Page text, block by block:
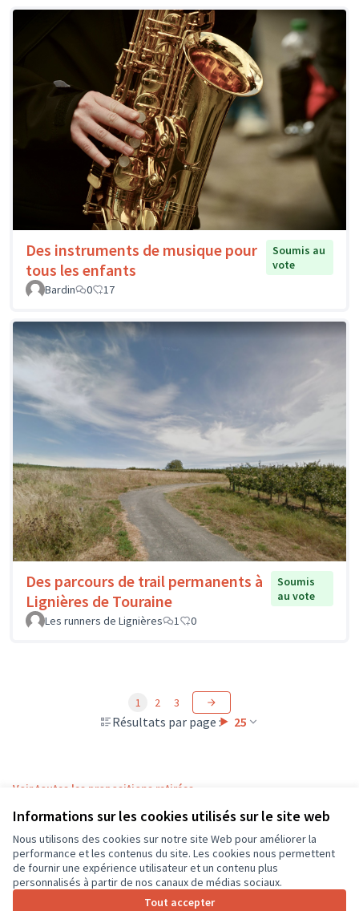
Informations sur les cookies utilisés sur le site web
Nous utilisons des cookies sur notre site Web pour améliorer la
performance et les contenus du site. Les cookies nous permettent
de fournir une expérience utilisateur et un contenu plus
personnalisés à partir de nos canaux de médias sociaux.
Tout accepter
Des instruments de musique pour
tous les enfants
Soumis au
vote
Bardin
0 17
Des parcours de trail permanents à
Lignières de Touraine
Soumis
au vote
Les runners de Lignières
1 0
Résultats par page : 25
1 2 3
Voir toutes les propositions retirées
Conditions d'utilisation
Paramètres des cookies
CD37 sur X
(Lien externe)
CD37 sur Facebook
CD37 sur Instagram
CD37 sur YouTube
(Lien externe)